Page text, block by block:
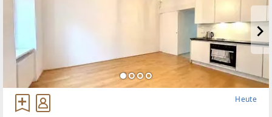
Heute